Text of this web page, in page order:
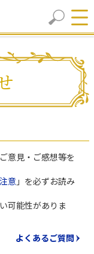
意見・ご感想等を
意 」を必ずお読み
可能性がありま
よくあるご質問